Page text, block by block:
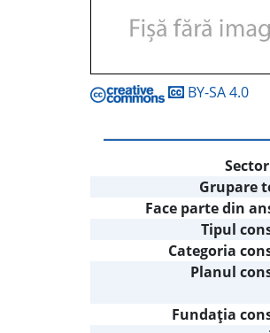
BY-SA 4.0
Grupare
Face parte din
Tipul
Categoria
Planul
Fundaţia